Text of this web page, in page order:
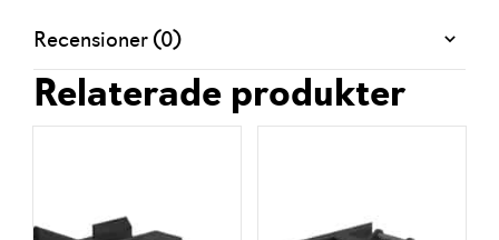
Recensioner (0)
Relaterade produkter